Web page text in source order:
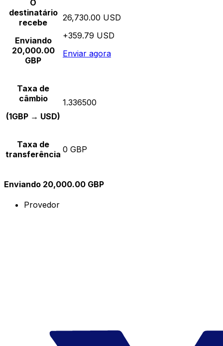
O
destinatário
recebe
Enviando
20,000.00
GBP
26,730.00 USD
+359.79 USD
Enviar agora
Taxa de
câmbio
(1GBP → USD)
1.336500
Taxa de
transferência 0 GBP
Enviando 20,000.00 GBP
Provedor